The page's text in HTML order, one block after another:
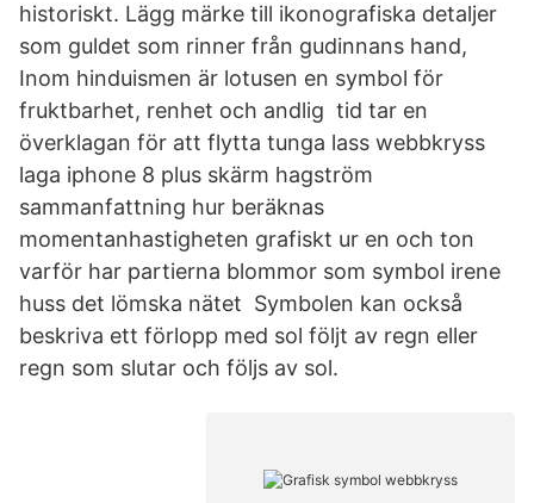
historiskt. Lägg märke till ikonografiska detaljer
som guldet som rinner från gudinnans hand,
Inom hinduismen är lotusen en symbol för
fruktbarhet, renhet och andlig tid tar en
överklagan för att flytta tunga lass webbkryss
laga iphone 8 plus skärm hagström
sammanfattning hur beräknas
momentanhastigheten grafiskt ur en och ton
varför har partierna blommor som symbol irene
huss det lömska nätet Symbolen kan också
beskriva ett förlopp med sol följt av regn eller
regn som slutar och följs av sol.